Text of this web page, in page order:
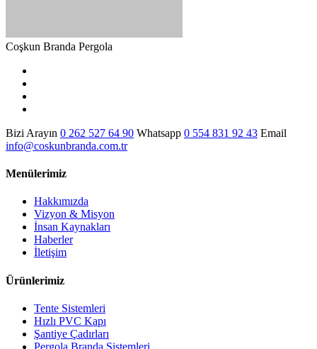
Coşkun Branda Pergola
Bizi Arayın 0 262 527 64 90 Whatsapp 0 554 831 92 43 Email
info@coskunbranda.com.tr
Menülerimiz
Hakkımızda
Vizyon & Misyon
İnsan Kaynakları
Haberler
İletişim
Ürünlerimiz
Tente Sistemleri
Hızlı PVC Kapı
Şantiye Çadırları
Pergola Branda Sistemleri